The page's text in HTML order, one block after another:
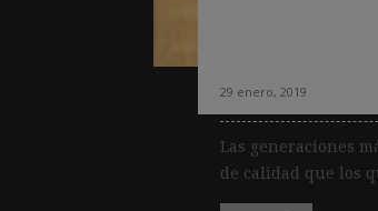
29 enero, 2019
Las generaciones
de calidad que los